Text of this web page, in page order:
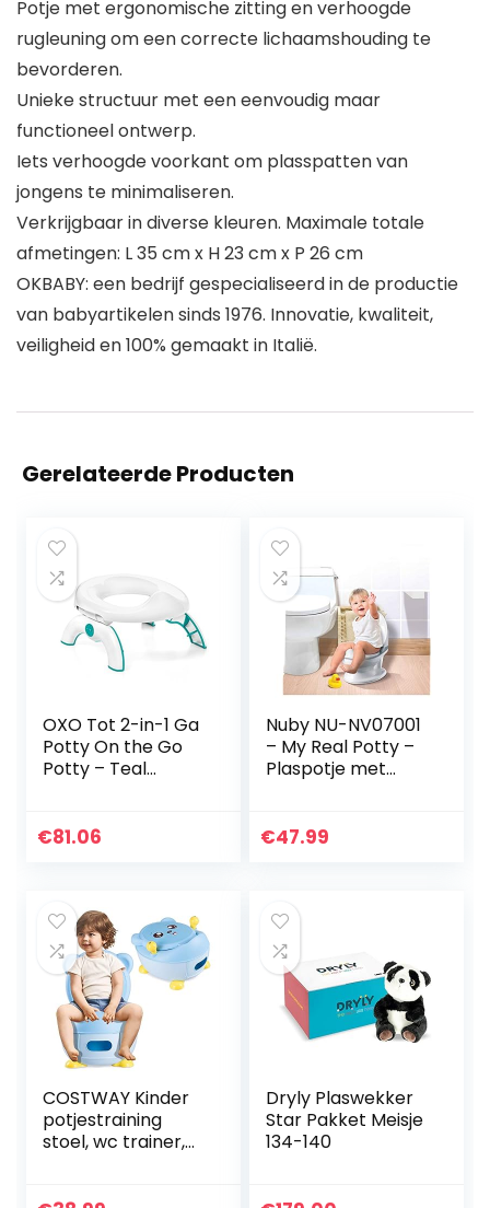
Potje met ergonomische zitting en verhoogde
rugleuning om een correcte lichaamshouding te
bevorderen.
Unieke structuur met een eenvoudig maar
functioneel ontwerp.
Iets verhoogde voorkant om plasspatten van
jongens te minimaliseren.
Verkrijgbaar in diverse kleuren. Maximale totale
afmetingen: L 35 cm x H 23 cm x P 26 cm
OKBABY: een bedrijf gespecialiseerd in de productie
van babyartikelen sinds 1976. Innovatie, kwaliteit,
veiligheid en 100% gemaakt in Italië.
Gerelateerde Producten
OXO Tot 2-in-1 Ga
Potty On the Go
Potty – Teal
€81.06
Nuby NU-NV07001
– My Real Potty –
Plaspotje met
van een toilet –
€47.99
COSTWAY Kinder
potjestraining
stoel, wc trainer,
Dryly Plaswekker
Star Pakket Meisje
134-140